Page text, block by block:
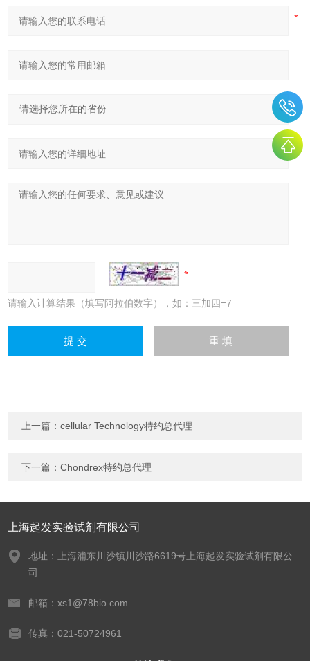
请输入计算结果（填写阿拉伯数字），如：三加四=7
上一篇：cellular Technology特约总代理
下一篇：Chondrex特约总代理
上海起发实验试剂有限公司
地址：上海浦东川沙镇川沙路6619号上海起发实验试剂有限公
司
邮箱：xs1@78bio.com
传真：021-50724961